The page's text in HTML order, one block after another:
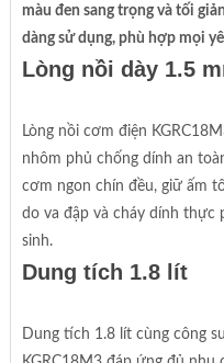
màu đen sang trọng và tối
dàng sử dụng, phù hợp mọi
Lòng nồi dày 1.5
Lòng nồi cơm điện
nhôm phủ chống dính an
cơm ngon chín đều, giữ ấm
do va đập và cháy dính thực
sinh.
Dung tích 1.8 lít
Dung tích 1.8 lít cùng công